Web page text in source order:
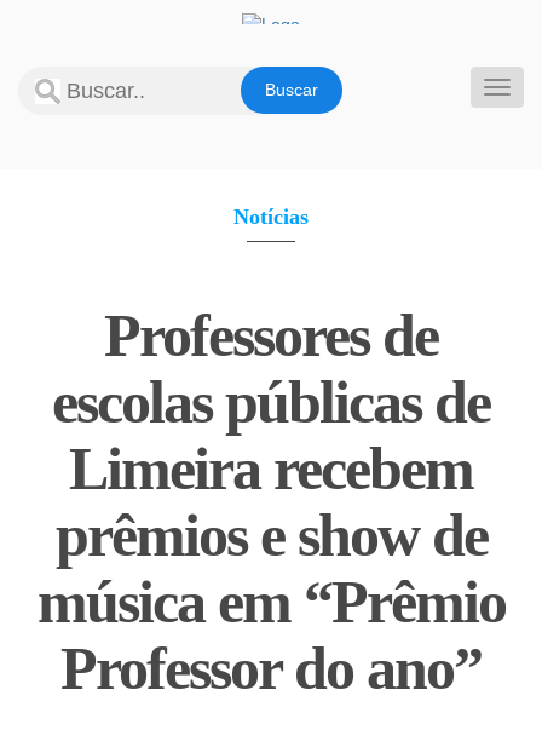
conteúdo
Notícias
Professores de
escolas públicas de
Limeira recebem
prêmios e show de
música em “Prêmio
Professor do ano”